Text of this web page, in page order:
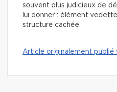
souvent plus judicieux de
lui donner : élément
structure cachée.
Article originalement publié